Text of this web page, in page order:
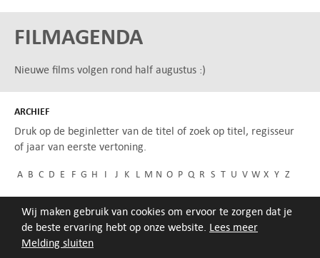
Melding sluiten
Wij maken gebruik van cookies om ervoor te zorgen dat je
de beste ervaring hebt op onze website. Lees meer
FILMAGENDA
Nieuwe films volgen rond half augustus :)
ARCHIEF
Druk op de beginletter van de titel of zoek op titel, regisseur
of jaar van eerste vertoning.
A B C D E F G H I J K L M N O P Q R S T U V W X Y Z